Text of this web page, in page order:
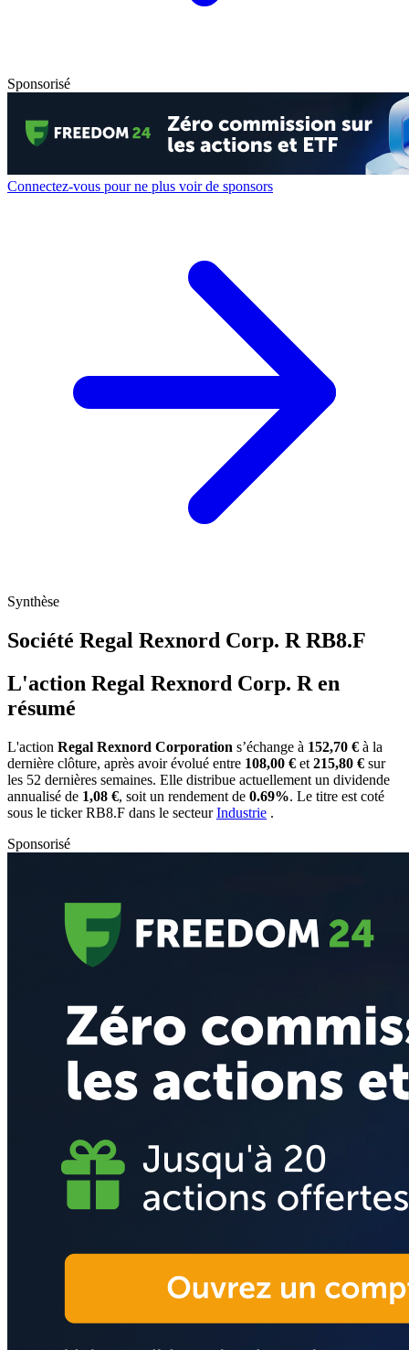
Sponsorisé
Connectez-vous pour ne plus voir de sponsors
Synthèse
Société Regal Rexnord Corp. R RB8.F
L'action Regal Rexnord Corp. R en
résumé
L'action Regal Rexnord Corporation s’échange à 152,70 € à la
dernière clôture, après avoir évolué entre 108,00 € et 215,80 € sur
les 52 dernières semaines. Elle distribue actuellement un dividende
annualisé de 1,08 €, soit un rendement de 0.69%. Le titre est coté
sous le tickerRB8.F dans le secteurIndustrie .
Sponsorisé